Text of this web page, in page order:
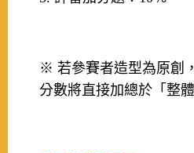
※ 若參賽者造型為原創
分數將直接加總於「整